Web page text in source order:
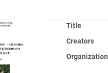
Title
Creators
Organization